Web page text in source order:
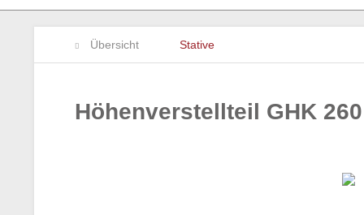
Übersicht Stative
Höhenverstellteil GHK